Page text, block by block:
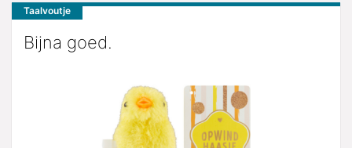
Taalvoutje
Bijna goed.